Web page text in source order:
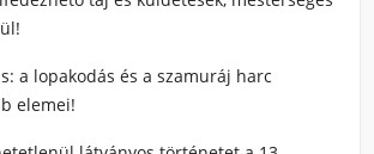
a lopakodás és a szamuráj harc
elemei!